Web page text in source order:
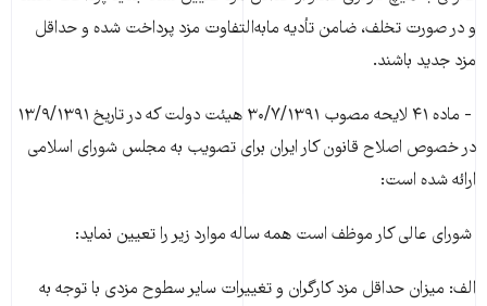
و در صورت‌ تخلف‌، ضامن‌ تأدیه‌ مابه‌التفاوت‌ مزد پرداخت‌ شده‌ و حداقل‌
مزد جدید باشند.
- ماده ۴۱ لایحه مصوب ۳۰/۷/۱۳۹۱ هیئت دولت که در تاریخ ۱۳/۹/۱۳۹۱
در خصوص اصلاح قانون کار ایران برای تصویب به مجلس شورای اسلامی
ارائه شده است:
شورای عالی کار موظف است همه ساله موارد زیر را تعیین نماید:
الف: میزان حداقل مزد کارگران و تغییرات سایر سطوح مزدی با توجه به